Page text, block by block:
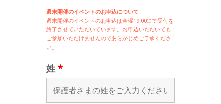
週末開催のイベントのお申込について
週末開催のイベントのお申込は金曜19:00にて受付を
終了させていただいています。お申込いただいても
ご参加いただけませんのであらかじめご了承くださ
い。
姓 *